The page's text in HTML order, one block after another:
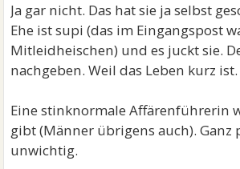
Ja gar nicht. Das hat sie ja selbst
Ehe ist supi (das im Eingangspost
Mitleidheischen) und es juckt sie.
nachgeben. Weil das Leben kurz ist.
Eine stinknormale Affärenführerin
gibt (Männer übrigens auch).
unwichtig.